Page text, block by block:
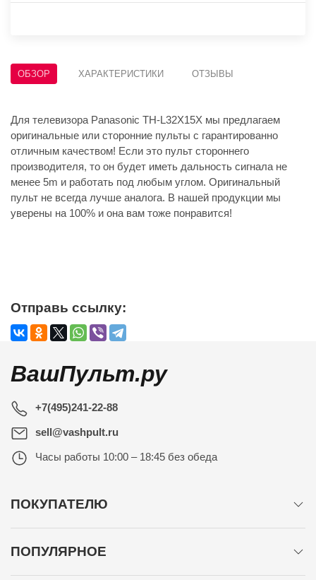
ОБЗОР ХАРАКТЕРИСТИКИ ОТЗЫВЫ
Для телевизора Panasonic TH-L32X15X мы предлагаем
оригинальные или сторонние пульты с гарантированно
отличным качеством! Если это пульт стороннего
производителя, то он будет иметь дальность сигнала не
менее 5m и работать под любым углом. Оригинальный
пульт не всегда лучше аналога. В нашей продукции мы
уверены на 100% и она вам тоже понравится!
Отправь ссылку:
ВашПульт.ру
+7(495)241-22-88
sell@vashpult.ru
Часы работы 10:00 – 18:45 без обеда
ПОКУПАТЕЛЮ
ПОПУЛЯРНОЕ